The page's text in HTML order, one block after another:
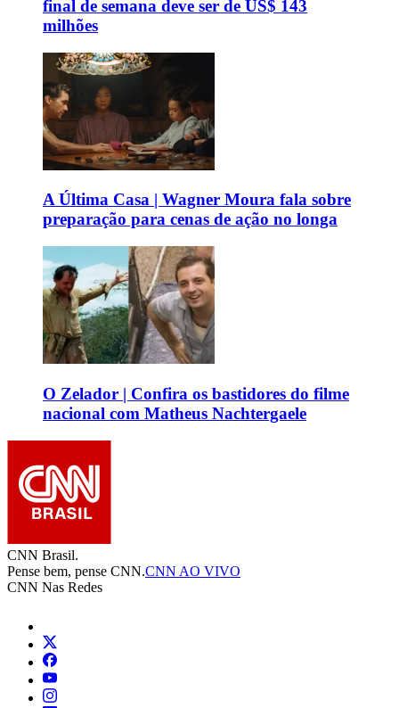
final de semana deve ser de US$ 143
milhões
A Última Casa | Wagner Moura fala sobre
preparação para cenas de ação no longa
O Zelador | Confira os bastidores do filme
nacional com Matheus Nachtergaele
CNN Brasil.
Pense bem, pense CNN.CNN AO VIVO
CNN Nas Redes